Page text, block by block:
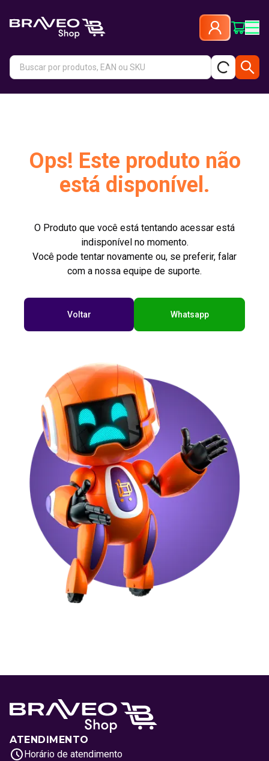
Ops! Este produto não
está disponível.
O Produto que você está tentando acessar está
indisponível no momento.
Você pode tentar novamente ou, se preferir, falar
com a nossa equipe de suporte.
Voltar Whatsapp
ATENDIMENTO
Horário de atendimento